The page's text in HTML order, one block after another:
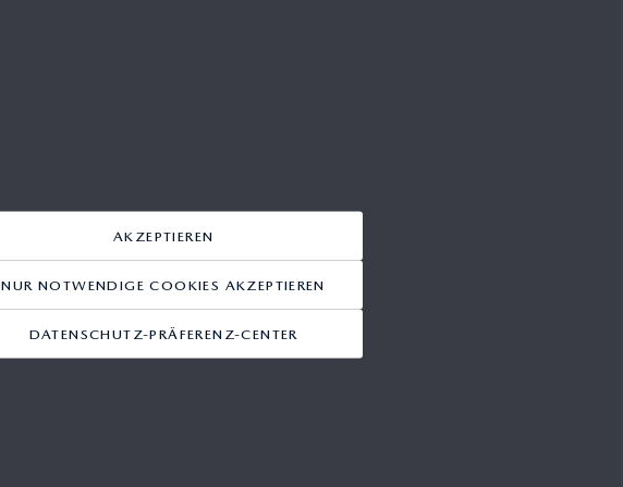
DATENSCHUTZ-PRÄFERENZ-CENTER
NUR NOTWENDIGE COOKIES AKZEPTIEREN
AKZEPTIEREN